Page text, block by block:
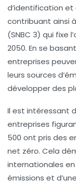
d’identification et
contribuant ainsi
(SNBC 3) qui fixe
2050. En se
entreprises
leurs sources
développer des
Il est intéressant
entreprises
500 ont pris des
net zéro. Cela
internationales en
émissions et